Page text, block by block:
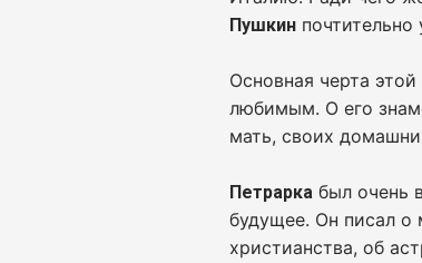
Пушкин
Основная черта
любимым. О его
мать, своих
Петрарка был очень
будущее. Он писал о
христианства, об